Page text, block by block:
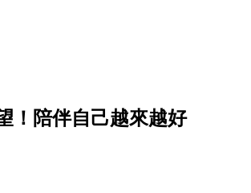
！陪伴自己越來越好